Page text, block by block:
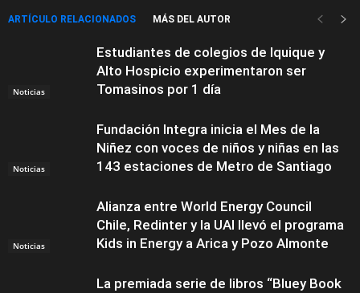
ARTÍCULO RELACIONADOS MÁS DEL AUTOR
Noticias
Estudiantes de colegios de Iquique y
Alto Hospicio experimentaron ser
Tomasinos por 1 día
Noticias
Fundación Integra inicia el Mes de la
Niñez con voces de niños y niñas en las
143 estaciones de Metro de Santiago
Noticias
Alianza entre World Energy Council
Chile, Redinter y la UAI llevó el programa
Kids in Energy a Arica y Pozo Almonte
La premiada serie de libros “Bluey Book